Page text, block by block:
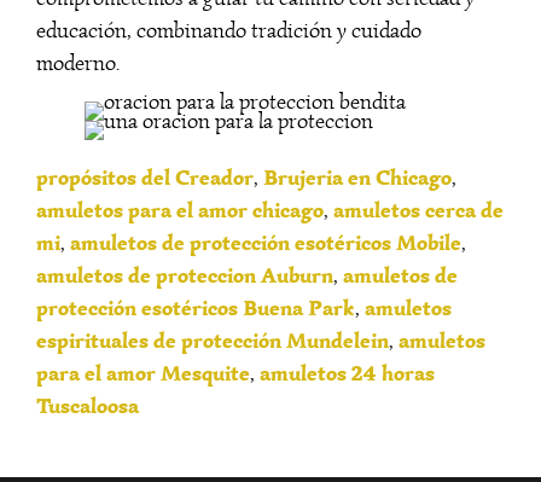
educación, combinando tradición y cuidado
moderno.
propósitos del Creador, Brujeria en Chicago,
amuletos para el amor chicago, amuletos cerca de
mi, amuletos de protección esotéricos Mobile,
amuletos de proteccion Auburn, amuletos de
protección esotéricos Buena Park, amuletos
espirituales de protección Mundelein, amuletos
para el amor Mesquite, amuletos 24 horas
Tuscaloosa